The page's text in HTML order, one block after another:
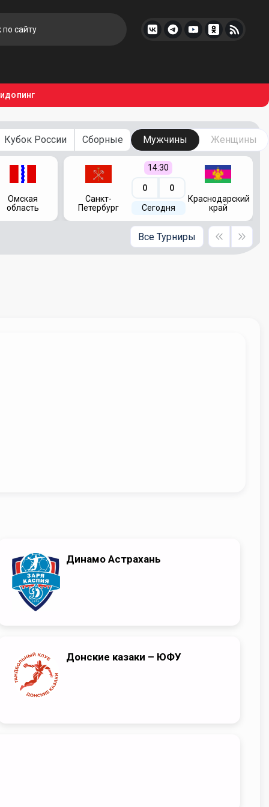
Кубок России Сборные Мужчины Женщины
Омская
область
Санкт-
Петербург
14:30
0 0
Сегодня
Краснодарский
край
Все Турниры
Динамо Астрахань
Донские казаки – ЮФУ